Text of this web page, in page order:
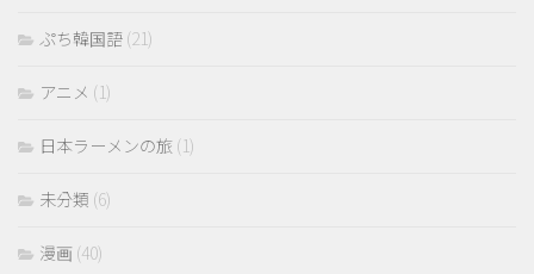
ぷち韓国語 (21)
アニメ (1)
日本ラーメンの旅 (1)
未分類 (6)
漫画 (40)